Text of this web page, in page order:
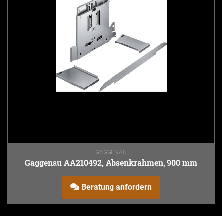
GAGGENAU
Gaggenau AA210492, Absenkrahmen, 900 mm
Beratung anfordern